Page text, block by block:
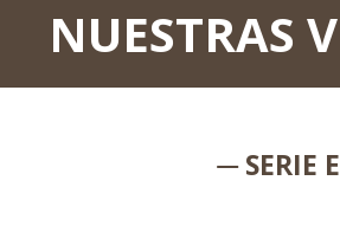
NUESTRAS
SERIE